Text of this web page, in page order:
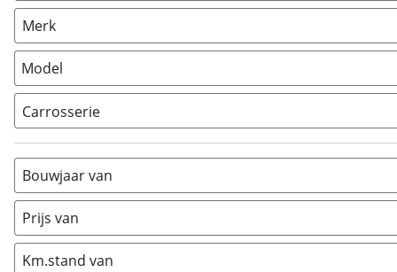
Camper (1)
Caravan
Vouwwagen
Merk
Model
Carrosserie
Alkoof (0)
Busmodel
Caravan (0)
Half-integraal
Integraal (0)
Opzetunit (0
Bouwjaar van
Prijs van
Km.stand van